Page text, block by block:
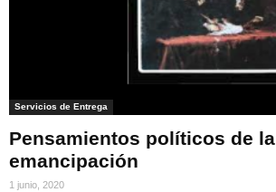
Servicios de Entrega
Pensamientos políticos de la
emancipación
1 junio, 2020